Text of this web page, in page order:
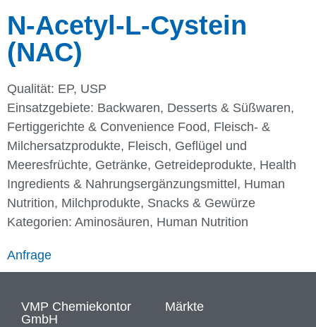
N-Acetyl-L-Cystein
(NAC)
Qualität: EP, USP
Einsatzgebiete: Backwaren, Desserts & Süßwaren,
Fertiggerichte & Convenience Food, Fleisch- &
Milchersatzprodukte, Fleisch, Geflügel und
Meeresfrüchte, Getränke, Getreideprodukte, Health
Ingredients & Nahrungsergänzungsmittel , Human
Nutrition, Milchprodukte, Snacks & Gewürze
Kategorien: Aminosäuren, Human Nutrition
Anfrage
VMP Chemiekontor
GmbH
Märkte